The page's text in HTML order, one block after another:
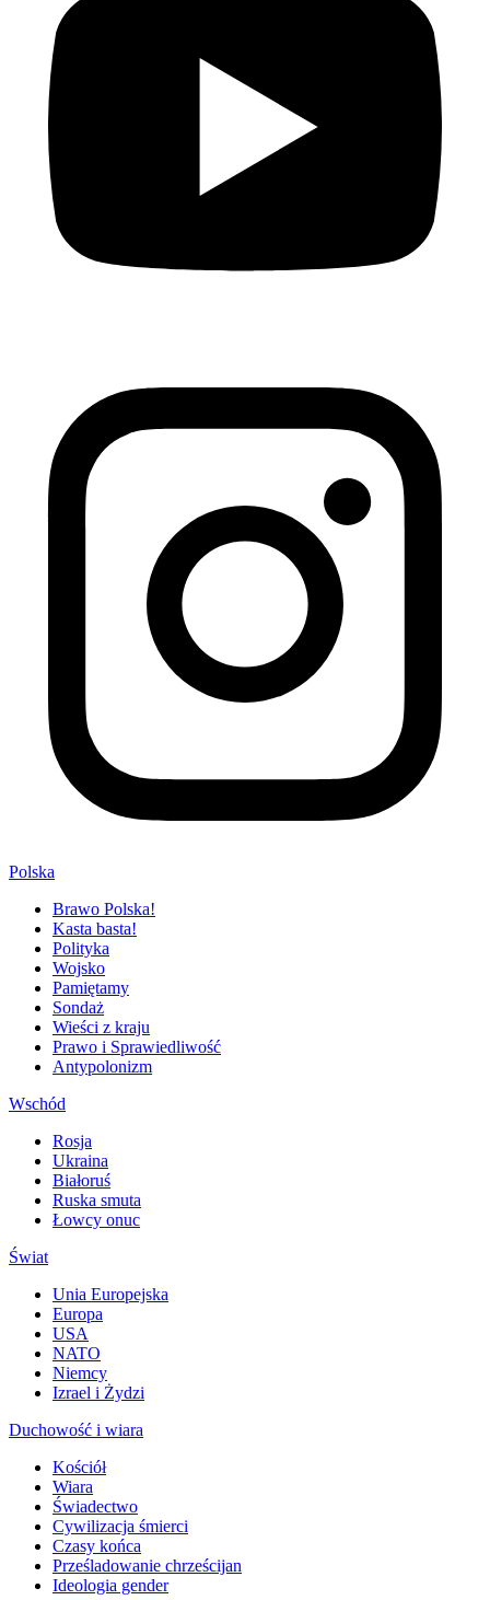
Polska
Brawo Polska!
Kasta basta!
Polityka
Wojsko
Pamiętamy
Sondaż
Wieści z kraju
Prawo i Sprawiedliwość
Antypolonizm
Wschód
Rosja
Ukraina
Białoruś
Ruska smuta
Łowcy onuc
Świat
Unia Europejska
Europa
USA
NATO
Niemcy
Izrael i Żydzi
Duchowość i wiara
Kościół
Wiara
Świadectwo
Cywilizacja śmierci
Czasy końca
Prześladowanie chrześcijan
Ideologia gender